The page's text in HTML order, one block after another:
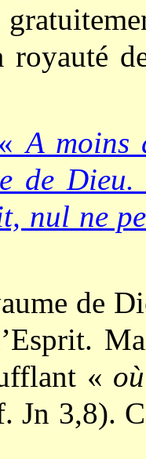
royauté
A moins
de
nul ne
de
«
Jn 3,8).